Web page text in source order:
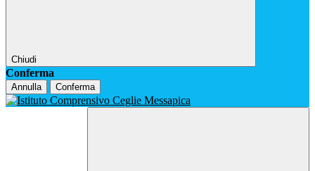
Chiudi
Conferma
Annulla Conferma